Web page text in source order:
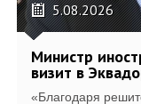
5.08.2026
Министр
визит в
«Благодаря